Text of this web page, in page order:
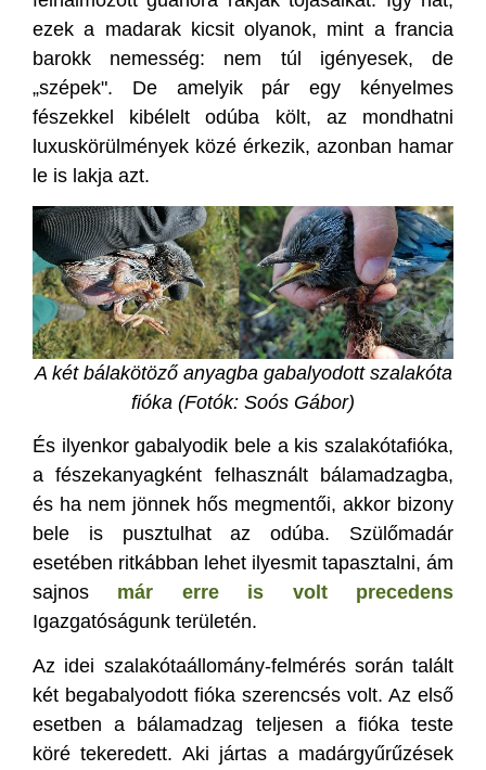
ezek a madarak kicsit olyanok, mint a francia
barokk nemesség: nem túl igényesek, de
„szépek". De amelyik pár egy kényelmes
fészekkel kibélelt odúba költ, az mondhatni
luxuskörülmények közé érkezik, azonban hamar
le is lakja azt.
A két bálakötöző anyagba gabalyodott szalakóta
fióka (Fotók: Soós Gábor)
És ilyenkor gabalyodik bele a kis szalakótafióka,
a fészekanyagként felhasznált bálamadzagba,
és ha nem jönnek hős megmentői, akkor bizony
bele is pusztulhat az odúba. Szülőmadár
esetében ritkábban lehet ilyesmit tapasztalni, ám
sajnos már erre is volt precedens
Igazgatóságunk területén.
Az idei szalakótaállomány-felmérés során talált
két begabalyodott fióka szerencsés volt. Az első
esetben a bálamadzag teljesen a fióka teste
köré tekeredett. Aki jártas a madárgyűrűzések